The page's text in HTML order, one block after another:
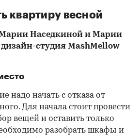
квартиру весной
Наседкиной и Марии
дизайн-студия MashMellow
надо начать с отказа от
Для начала стоит провести
вещей и оставить только
разобрать шкафы и